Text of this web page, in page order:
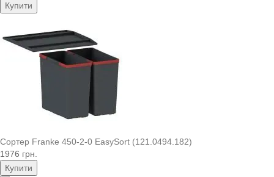
Купити
Сортер Franke 450-2-0 EasySort (121.0494.182)
1976 грн.
Купити